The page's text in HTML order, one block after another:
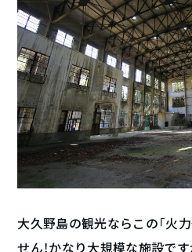
大久野島の観光ならこの「火
せん！かなり大規模な施設です